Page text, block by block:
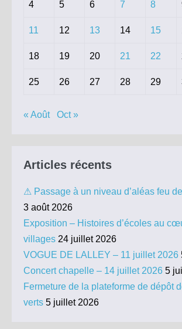
4 5 6 7 8
11 12 13 14 15
18 19 20 21 22
25 26 27 28 29
« Août Oct »
Articles récents
⚠ Passage à un niveau d’aléas feu
3 août 2026
Exposition – Histoires d’écoles au
villages 24 juillet 2026
VOGUE DE LALLEY – 11 juillet 2026
Concert chapelle – 14 juillet 2026 5
Fermeture de la plateforme de dépôt
verts 5 juillet 2026